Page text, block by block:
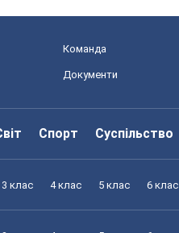
Команда
Документи
Спорт Суспільство
3 клас 4 клас 5 клас 6 клас